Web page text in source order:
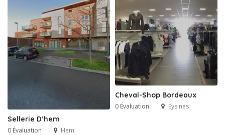
Sellerie D’hem
0 Évaluation Hem
Cheval-Shop Bordeaux
0 Évaluation Eysines